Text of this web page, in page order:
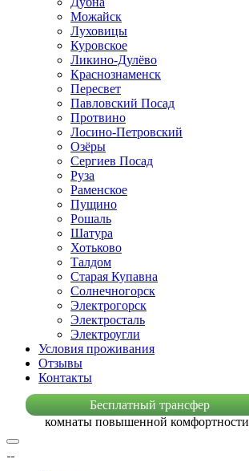
Можайск
Луховицы
Куровское
Ликино-Дулёво
Краснознаменск
Пересвет
Павловский Посад
Протвино
Лосино-Петровский
Озёры
Сергиев Посад
Руза
Раменское
Пущино
Рошаль
Шатура
Хотьково
Талдом
Старая Купавна
Солнечногорск
Электрогорск
Электросталь
Электроугли
Условия проживания
Отзывы
Контакты
Бесплатный трансфер
комнаты повышенной комфортности